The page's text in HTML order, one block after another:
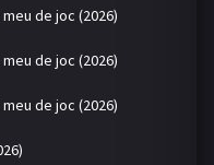
de joc (2026)
de joc (2026)
de joc (2026)